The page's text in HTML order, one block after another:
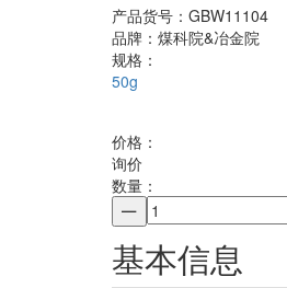
产品货号： GBW11104
品牌： 煤科院&冶金院
规格：
50g
价格：
询价
数量：
基本信息